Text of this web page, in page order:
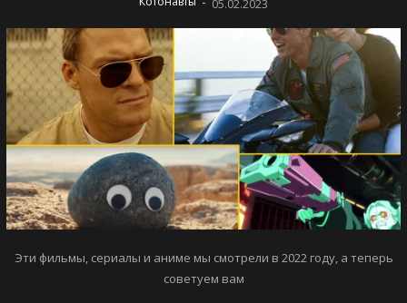
05.02.2023
Эти фильмы, сериалы и аниме мы смотрели в 2022 году, а теперь
советуем вам